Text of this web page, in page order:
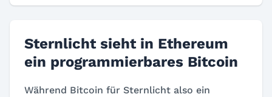
Sternlicht sieht in Ethereum
ein programmierbares Bitcoin
Während Bitcoin für Sternlicht also ein